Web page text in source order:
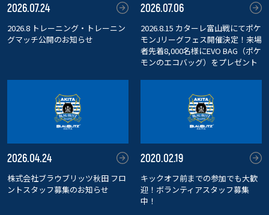
2026.07.24
2026.8 トレーニング・トレーニン
グマッチ公開のお知らせ
2026.07.06
2026.8.15 カターレ富山戦にてポケ
モンJリーグフェス開催決定！来場
者先着8,000名様にEVO BAG（ポケ
モンのエコバッグ）をプレゼント
2026.04.24
株式会社ブラウブリッツ秋田 フロ
ントスタッフ募集のお知らせ
2020.02.19
キックオフ前までの参加でも大歓
迎！ボランティアスタッフ募集
中！